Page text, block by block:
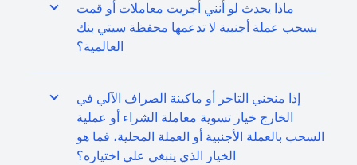
ماذا يحدث لو أنني أجريت معاملات أو قمت
بسحب عملة أجنبية لا تدعمها محفظة سيتي بنك
العالمية؟
إذا منحني التاجر أو ماكينة الصراف الآلي في
الخارج خيار تسوية معاملة الشراء أو عملية
السحب بالعملة الأجنبية أو العملة المحلية، فما هو
الخيار الذي ينبغي علي اختياره؟